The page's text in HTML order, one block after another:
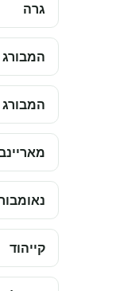
גרה
המבורג
קייהוד